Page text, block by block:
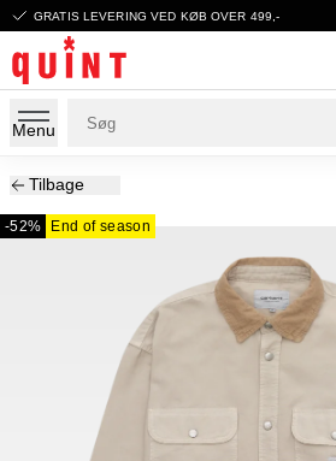
GRATIS LEVERING VED KØB OVER 499,-
Menu
Tilbage
-52% End of season